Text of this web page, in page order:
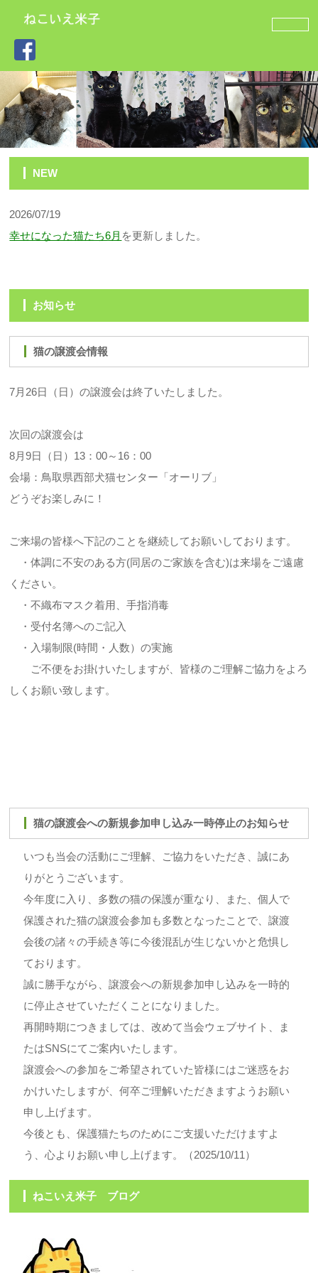
NEW
2026/07/19
幸せになった猫たち6月 を更新しました。
お知らせ
猫の譲渡会情報
7月26日（日）の譲渡会は終了いたしました。
次回の譲渡会は
8月9日（日）13：00～16：00
会場：鳥取県西部犬猫センター「オーリブ」
どうぞお楽しみに！
ご来場の皆様へ下記のことを継続してお願いしております。
・体調に不安のある方(同居のご家族を含む)は来場をご遠慮
ください。
・不織布マスク着用、手指消毒
・受付名簿へのご記入
・入場制限(時間・人数）の実施
ご不便をお掛けいたしますが、皆様のご理解ご協力をよろ
しくお願い致します。
猫の譲渡会への新規参加申し込み一時停止のお知らせ
いつも当会の活動にご理解、ご協力をいただき、誠にあ
りがとうございます。
今年度に入り、多数の猫の保護が重なり、また、個人で
保護された猫の譲渡会参加も多数となったことで、譲渡
会後の諸々の手続き等に今後混乱が生じないかと危惧し
ております。
誠に勝手ながら、譲渡会への新規参加申し込みを一時的
に停止させていただくことになりました。
再開時期につきましては、改めて当会ウェブサイト、ま
たはSNSにてご案内いたします。
譲渡会への参加をご希望されていた皆様にはご迷惑をお
かけいたしますが、何卒ご理解いただきますようお願い
申し上げます。
今後とも、保護猫たちのためにご支援いただけますよ
う、心よりお願い申し上げます。（2025/10/11）
ねこいえ米子 ブログ